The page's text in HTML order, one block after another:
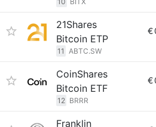
21Shares
Bitcoin ETP
11 ABTC.SW
€
CoinShares
Bitcoin ETF
12 BRRR
€
Franklin